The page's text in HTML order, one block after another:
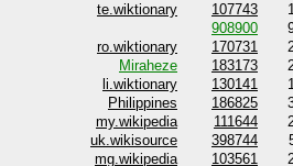
te.wiktionary 107743
908900
ro.wiktionary 170731
Miraheze 183173
li.wiktionary 130141
Philippines 186825
my.wikipedia 111644
uk.wikisource 398744
mg.wikipedia 103561